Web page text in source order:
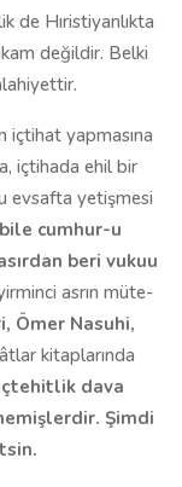
de Hıristiyanlıkta
değildir. Belki
içtihat yapmasına
içtihada ehil bir
evsafta yetişmesi
cumhur-u
beri vukuu
asrın müte­
Ömer Nasuhi,
kitaplarında
dava
Şimdi